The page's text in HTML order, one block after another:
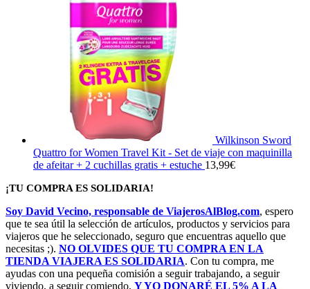
Wilkinson Sword
Quattro for Women Travel Kit - Set de viaje con maquinilla
de afeitar + 2 cuchillas gratis + estuche 13,99€
¡TU COMPRA ES SOLIDARIA!
Soy David Vecino, responsable de ViajerosAlBlog.com, espero
que te sea útil la selección de artículos, productos y servicios para
viajeros que he seleccionado, seguro que encuentras aquello que
necesitas ;). NO OLVIDES QUE TU COMPRA EN LA
TIENDA VIAJERA ES SOLIDARIA. Con tu compra, me
ayudas con una pequeña comisión a seguir trabajando, a seguir
viviendo, a seguir comiendo, Y YO DONARÉ EL 5% A LA